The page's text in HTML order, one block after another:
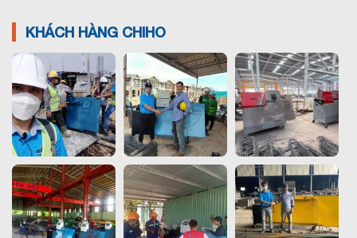
KHÁCH HÀNG CHIHO